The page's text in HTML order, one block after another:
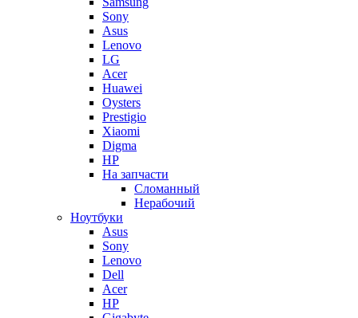
Sony
Asus
Lenovo
LG
Acer
Huawei
Oysters
Prestigio
Xiaomi
Digma
HP
На запчасти
Сломанный
Нерабочий
Ноутбуки
Asus
Sony
Lenovo
Dell
Acer
HP